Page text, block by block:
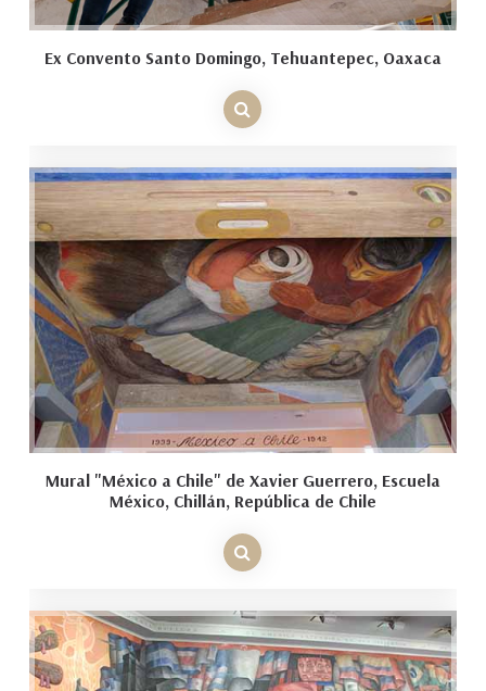
Ex Convento Santo Domingo, Tehuantepec, Oaxaca
Mural "México a Chile" de Xavier Guerrero, Escuela
México, Chillán, República de Chile